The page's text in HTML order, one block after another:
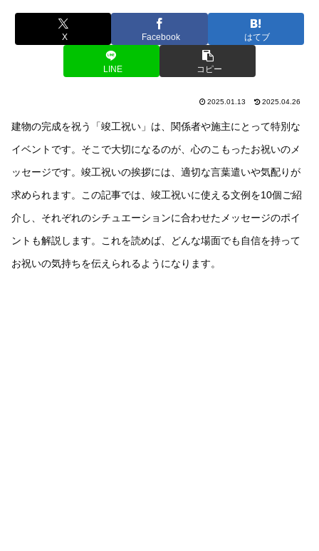
X Facebook はてブ
LINE コピー
2025.01.13 2025.04.26
建物の完成を祝う「竣工祝い」は、関係者や施主にとって特別な
イベントです。そこで大切になるのが、心のこもったお祝いのメ
ッセージです。竣工祝いの挨拶には、適切な言葉遣いや気配りが
求められます。この記事では、竣工祝いに使える文例を10個ご紹
介し、それぞれのシチュエーションに合わせたメッセージのポイ
ントも解説します。これを読めば、どんな場面でも自信を持って
お祝いの気持ちを伝えられるようになります。